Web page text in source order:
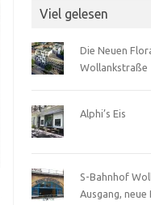
Viel gelesen
Die Neuen
Wollankstraße
Alphi’s Eis
S-Bahnhof
Ausgang, neue